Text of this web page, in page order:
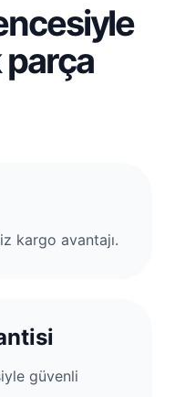
kargo avantajı.
güvenli